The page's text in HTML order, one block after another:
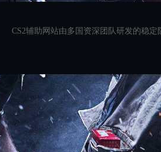
CS2辅助网站由多国资深团队研发的稳